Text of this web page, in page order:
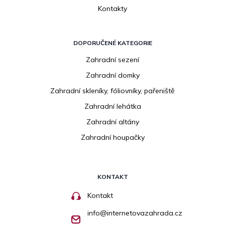
Kontakty
DOPORUČENÉ KATEGORIE
Zahradní sezení
Zahradní domky
Zahradní skleníky, fóliovníky, pařeniště
Zahradní lehátka
Zahradní altány
Zahradní houpačky
KONTAKT
Kontakt
info@internetovazahrada.cz